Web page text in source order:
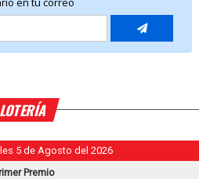
LOTERÍA
5 de Agosto del 2026
Premio